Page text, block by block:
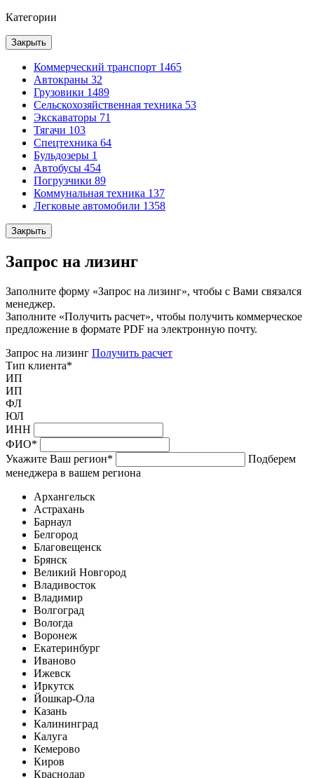
Категории
Закрыть
Коммерческий транспорт 1465
Автокраны 32
Грузовики 1489
Сельскохозяйственная техника 53
Экскаваторы 71
Тягачи 103
Спецтехника 64
Бульдозеры 1
Автобусы 454
Погрузчики 89
Коммунальная техника 137
Легковые автомобили 1358
Закрыть
Запрос на лизинг
Заполните форму «Запрос на лизинг», чтобы с Вами связался
менеджер.
Заполните «Получить расчет», чтобы получить коммерческое
предложение в формате PDF на электронную почту.
Запрос на лизинг Получить расчет
Тип клиента*
ИП
ИП
ФЛ
ЮЛ
ИНН
ФИО*
Укажите Ваш регион*
Подберем
менеджера в вашем региона
Архангельск
Астрахань
Барнаул
Белгород
Благовещенск
Брянск
Великий Новгород
Владивосток
Владимир
Волгоград
Вологда
Воронеж
Екатеринбург
Иваново
Ижевск
Иркутск
Йошкар-Ола
Казань
Калининград
Калуга
Кемерово
Киров
Краснодар